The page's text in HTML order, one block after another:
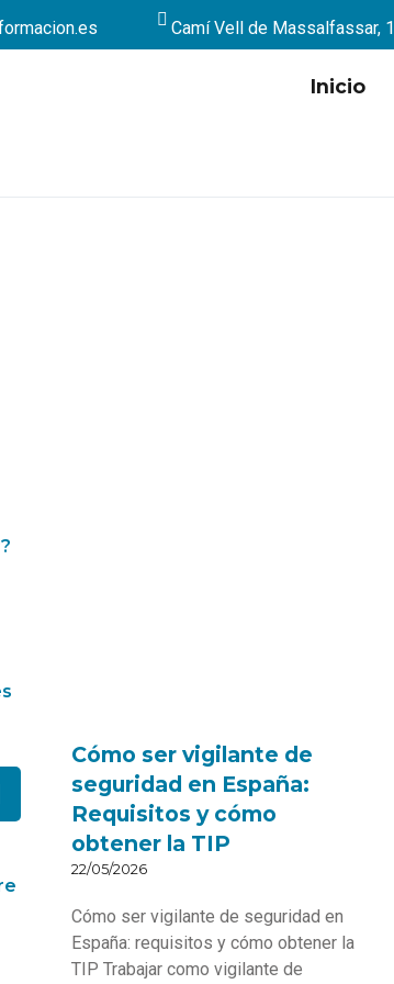
Camí Vell de Massalfassar,
Inicio
Cómo ser vigilante de
seguridad en España:
Requisitos y cómo
obtener la TIP
22/05/2026
Cómo ser vigilante de seguridad en
España: requisitos y cómo obtener la
TIP Trabajar como vigilante de